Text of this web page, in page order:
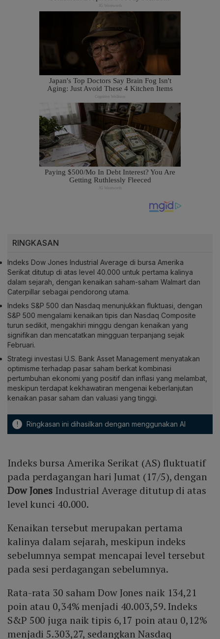
RINGKASAN
Indeks Dow Jones Industrial Average di bursa Amerika
Serikat ditutup di atas level 40.000 untuk pertama kalinya
dalam sejarah, dengan kenaikan saham-saham Walmart dan
Caterpillar sebagai pendorong utama.
Indeks S&P 500 dan Nasdaq menunjukkan fluktuasi, dengan
S&P 500 mengalami kenaikan tipis dan Nasdaq Composite
turun sedikit, mengakhiri minggu dengan kenaikan yang
signifikan dan mencatatkan mingguan terpanjang sejak
Februari.
Strategi investasi U.S. Bank Asset Management menyatakan
optimisme terhadap pasar saham berkat kombinasi
pertumbuhan ekonomi yang positif dan inflasi yang melambat,
meskipun terdapat kekhawatiran mengenai keberlanjutan
kenaikan pasar saham dan valuasi yang tinggi.
! Ringkasan ini dihasilkan dengan menggunakan AI
Indeks bursa Amerika Serikat (AS) fluktuatif
pada perdagangan hari Jumat (17/5), dengan
Dow Jones Industrial Average ditutup di atas
level kunci 40.000.
Kenaikan tersebut merupakan pertama
kalinya dalam sejarah, meskipun indeks
sebelumnya sempat mencapai level tersebut
pada sesi perdagangan sebelumnya.
Rata-rata 30 saham Dow Jones naik 134,21
poin atau 0,34% menjadi 40.003,59. Indeks
S&P 500 juga naik tipis 6,17 poin atau 0,12%
menjadi 5.303,27, sedangkan Nasdaq